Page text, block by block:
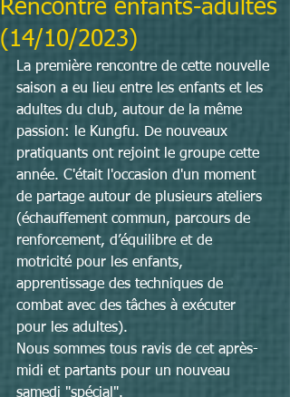
Rencontre enfants-adultes
(14/10/2023)
La première rencontre de cette nouvelle
saison a eu lieu entre les enfants et les
adultes du club, autour de la même
passion: le Kungfu. De nouveaux
pratiquants ont rejoint le groupe cette
année. C'était l'occasion d'un moment
de partage autour de plusieurs ateliers
(échauffement commun, parcours de
renforcement, d’équilibre et de
motricité pour les enfants,
apprentissage des techniques de
combat avec des tâches à exécuter
pour les adultes).
Nous sommes tous ravis de cet après-
midi et partants pour un nouveau
samedi "spécial".